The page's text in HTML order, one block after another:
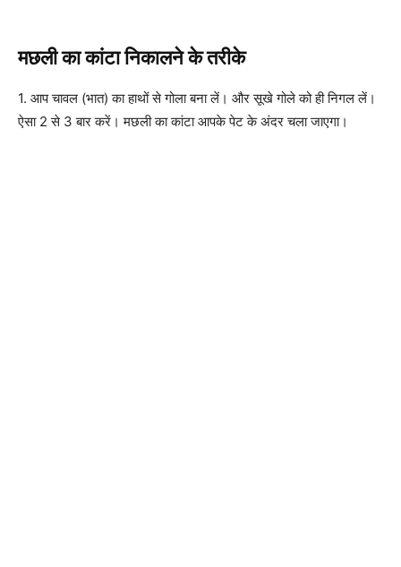
मछली का कांटा निकालने के तरीके
1. आप चावल (भात) का हाथों से गोला बना लें। और सूखे गोले को ही निगल लें।
ऐसा 2 से 3 बार करें। मछली का कांटा आपके पेट के अंदर चला जाएगा।